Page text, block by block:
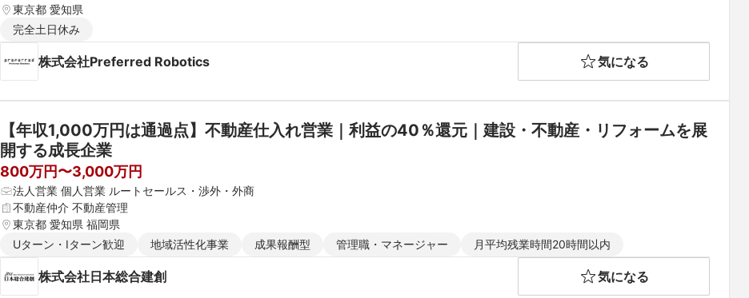
東京都 愛知県
完全土日休み
株式会社Preferred Robotics 気になる
【年収1,000万円は通過点】不動産仕入れ営業｜利益の40％還元｜建設・不動産・リフォームを展
開する成長企業
800万円〜3,000万円
法人営業 個人営業 ルートセールス・渉外・外商
不動産仲介 不動産管理
東京都 愛知県 福岡県
Uターン・Iターン歓迎
地域活性化事業 成果報酬型 管理職・マネージャー 月平均残業時間20時間以内
株式会社日本総合建創 気になる